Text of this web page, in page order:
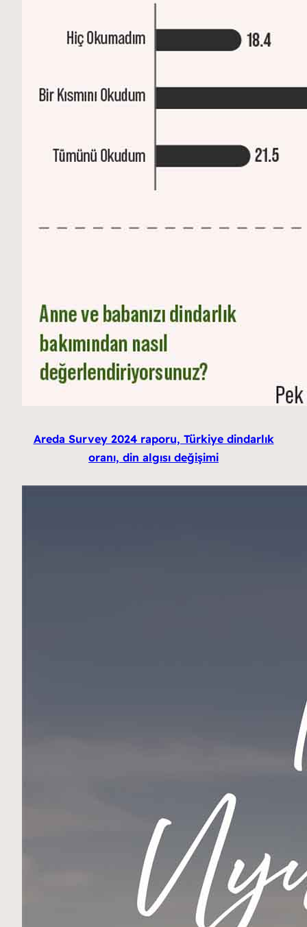
Areda Survey 2024 raporu, Türkiye dindarlık
oranı, din algısı değişimi